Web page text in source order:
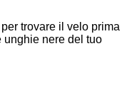
trovare il velo prima
unghie nere del tuo